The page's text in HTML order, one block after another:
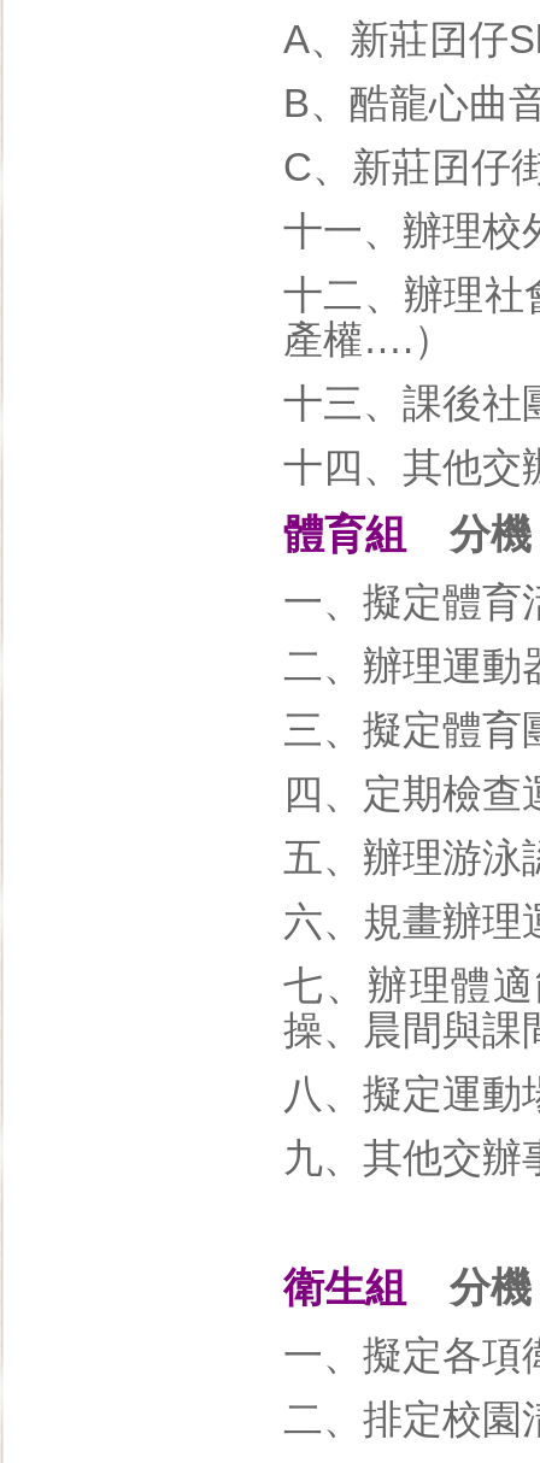
A、新莊囝仔
B、酷龍心曲
C、新莊囝仔
十一、辦理校
十二、辦理社
產權….）
十三、課後社
十四、其他交
體育組 分機
一、擬定體育
二、辦理運動
三、擬定體育
四、定期檢查
五、辦理游泳
六、規畫辦理
七、辦理體
操、晨間與課
八、擬定運動
九、其他交辦
衛生組 分機
一、擬定各項
二、排定校園